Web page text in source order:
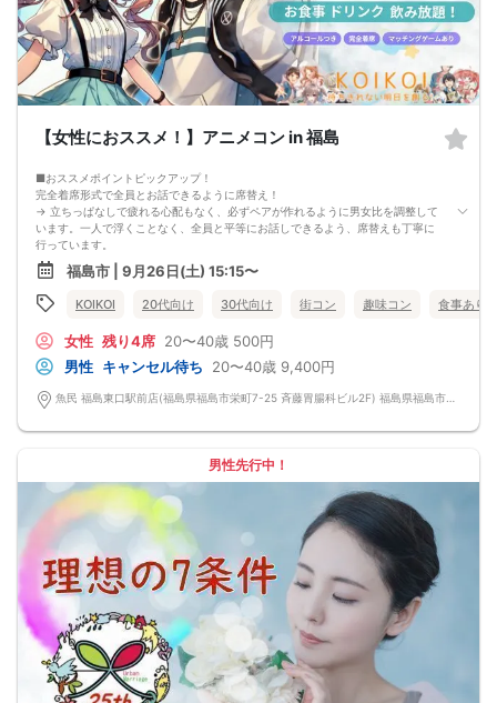
・遅刻について
遅刻は他の参加者様のご迷惑となるため、厳禁です。お時間に余裕を持ってお越
しください。
・中止判断タイミング・中止連絡
最少催行人数に満たない場合など、ご予約状況により、開催を中止する場合がご
ざいます。その場合、開催時刻の最大90分前までにご連絡いたします。※ただし、
ありません。開催中止となった場合のご連絡は、ご登録のメールアドレスへお送
りいたします。
男女差が2名以内程度になるよう人数調整を行っておりますが、ご予約のキャンセ
ル等によりバランスが崩れる場合がございます。バランスが崩れたことによる返
金等は一切ございませんので予めご了承ください。
・人数について
最少催行人数：ご予約人数4名以上
最大催行人数：ご予約人数18名程度
・飲食について
当イベントにおいて飲食の提供はございません。
・保証制度について
金し、無償での開催を行います。
【女性におススメ！】アニメコン in 福島
■おススメポイントピックアップ！
完全着席形式で全員とお話できるように席替え！
→ 立ちっぱなしで疲れる心配もなく、必ずペアが作れるように男女比を調整して
います。一人で浮くことなく、全員と平等にお話しできるよう、席替えも丁寧に
行っています。
会話を盛り上げるプロフィールシート＆アニメ一覧表！
→ 趣味や好みからスムーズに会話がスタート！「何を話そう…」と悩むことな
く、共通の話題で盛り上がれます。
自然なつながりをサポートするマッチングゲーム開催！
返却されるので安心です。
■最少催行人数
男女2対2
■中止判断タイミング
前日20時、または開催6時間前の時点で最少開催人数に満たない場合
→ お酒が飲めない方にはソフトドリンクも豊富にご用意しています！
福島市 | 9月26日(土) 15:15〜
KOIKOI 20代向け 30代向け 街コン 趣味コン 食事あり
女性 残り4席 20〜40歳 500円
男性 キャンセル待ち 20〜40歳 9,400円
男性先行中！